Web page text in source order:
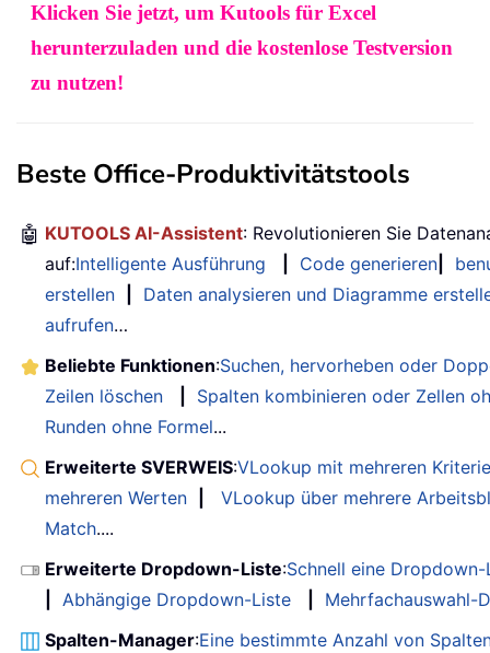
Klicken Sie jetzt, um Kutools für Excel
herunterzuladen und die kostenlose Testversion
zu nutzen!
Beste Office-Produktivitätstools
🤖 KUTOOLS AI-Assistent: Revolutionieren Sie
auf:Intelligente Ausführung Code generieren
erstellen
Daten analysieren und Diagramme
aufrufen…
Beliebte Funktionen:Suchen, hervorheben oder
Zeilen löschen
Spalten kombinieren oder Zellen
Runden ohne Formel...
Erweiterte SVERWEIS:VLookup mit mehreren
mehreren Werten
VLookup über mehrere
Match....
Erweiterte Dropdown-Liste:Schnell eine
Abhängige Dropdown-Liste
Mehrfachauswahl-
Spalten-Manager:Eine bestimmte Anzahl von